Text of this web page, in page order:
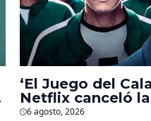
‘El Juego del
Netflix canceló
Fincher que iba a
6 agosto, 2026